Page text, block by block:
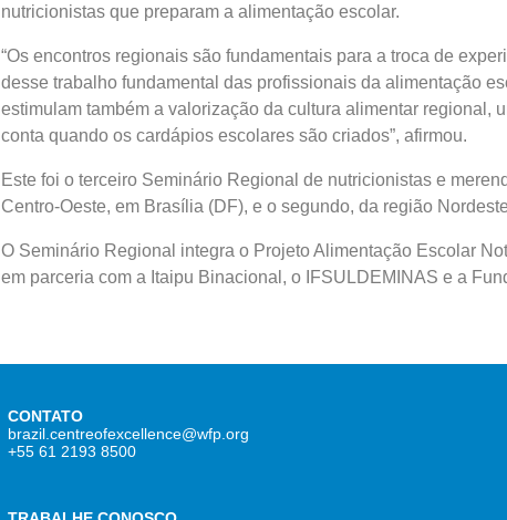
nutricionistas que preparam a alimentação escolar.
“Os encontros regionais são fundamentais para a troca de
desse trabalho fundamental das profissionais da alimentação
estimulam também a valorização da cultura alimentar regional,
conta quando os cardápios escolares são criados”, afirmou.
Este foi o terceiro Seminário Regional de nutricionistas e
Centro-Oeste, em Brasília (DF), e o segundo, da região
O Seminário Regional integra o Projeto Alimentação Escolar
em parceria com a Itaipu Binacional, o IFSULDEMINAS e a
CONTATO
brazil.centreofexcellence@wfp.org
+55 61 2193 8500